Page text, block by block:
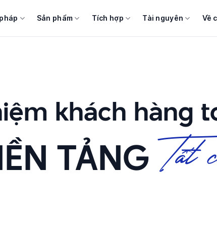
Sản phẩm Tích hợp Tài nguyên Về
khách hàng
TẢNGTất